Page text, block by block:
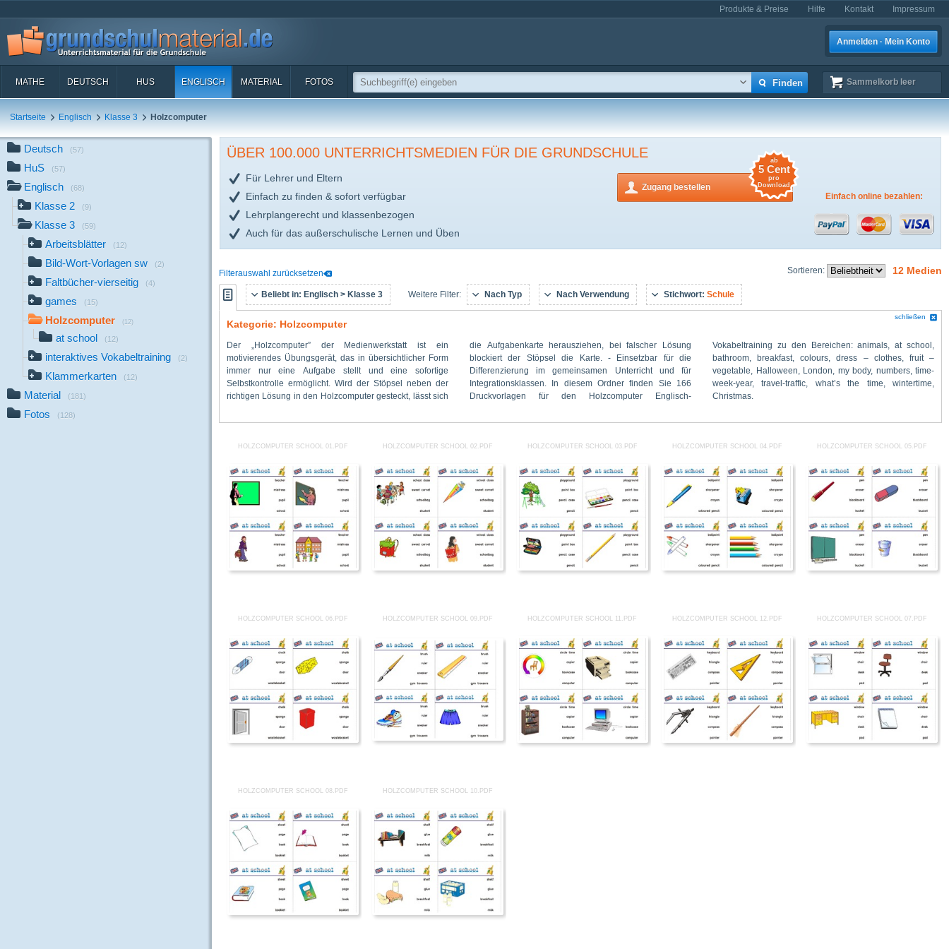
Produkte & Preise Hilfe Kontakt Impressum
Anmelden · Mein Konto
MATHE DEUTSCH HUS ENGLISCH MATERIAL FOTOS Sammelkorb leer
Startseite Englisch Klasse 3 Holzcomputer
Deutsch (57)
HuS (57)
Englisch (68)
Klasse 2 (9)
Klasse 3 (59)
Arbeitsblätter (12)
Bild-Wort-Vorlagen sw (2)
Faltbücher-vierseitig (4)
games (15)
Holzcomputer (12)
at school (12)
interaktives Vokabeltraining (2)
Klammerkarten (12)
Material (181)
Fotos (128)
ÜBER 100.000 UNTERRICHTSMEDIEN FÜR DIE GRUNDSCHULE
Für Lehrer und Eltern
Einfach zu finden & sofort verfügbar
Lehrplangerecht und klassenbezogen
Auch für das außerschulische Lernen und Üben
Zugang bestellen
ab
5 Cent
pro
Download
Einfach online bezahlen:
Sortieren: 12 Medien
Filterauswahl zurücksetzen
Beliebt in: Englisch > Klasse 3 Weitere Filter: Nach Typ Nach Verwendung Stichwort: Schule
schließen
Kategorie: Holzcomputer
Der „Holzcomputer” der Medienwerkstatt ist ein
motivierendes Übungsgerät, das in übersichtlicher Form
immer nur eine Aufgabe stellt und eine sofortige
Selbstkontrolle ermöglicht. Wird der Stöpsel neben der
richtigen Lösung in den Holzcomputer gesteckt, lässt sich
die Aufgabenkarte herausziehen, bei falscher Lösung
blockiert der Stöpsel die Karte. - Einsetzbar für die
Differenzierung im gemeinsamen Unterricht und für
Integrationsklassen. In diesem Ordner finden Sie 166
Druckvorlagen für den Holzcomputer Englisch-
Vokabeltraining zu den Bereichen: animals, at school,
bathroom, breakfast, colours, dress – clothes, fruit –
vegetable, Halloween, London, my body, numbers, time-
week-year, travel-traffic, what’s the time, wintertime,
Christmas.
HOLZCOMPUTER SCHOOL 01.PDF HOLZCOMPUTER SCHOOL 02.PDF HOLZCOMPUTER SCHOOL 03.PDF HOLZCOMPUTER SCHOOL 04.PDF HOLZCOMPUTER SCHOOL 05.PDF
HOLZCOMPUTER SCHOOL 06.PDF HOLZCOMPUTER SCHOOL 09.PDF HOLZCOMPUTER SCHOOL 11.PDF HOLZCOMPUTER SCHOOL 12.PDF HOLZCOMPUTER SCHOOL 07.PDF
HOLZCOMPUTER SCHOOL 08.PDF HOLZCOMPUTER SCHOOL 10.PDF